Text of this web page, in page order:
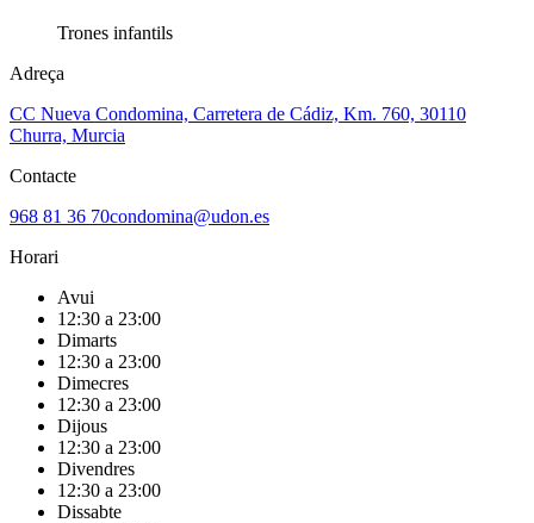
Trones infantils
Adreça
CC Nueva Condomina, Carretera de Cádiz, Km. 760, 30110
Churra, Murcia
Contacte
968 81 36 70condomina@udon.es
Horari
Avui
12:30 a 23:00
Dimarts
12:30 a 23:00
Dimecres
12:30 a 23:00
Dijous
12:30 a 23:00
Divendres
12:30 a 23:00
Dissabte